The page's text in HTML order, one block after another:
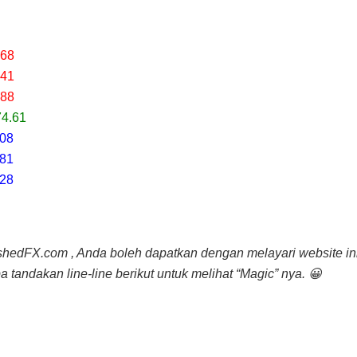
, Anda boleh dapatkan dengan melayari website
tandakan line-line berikut untuk melihat “Magic” nya. 😀